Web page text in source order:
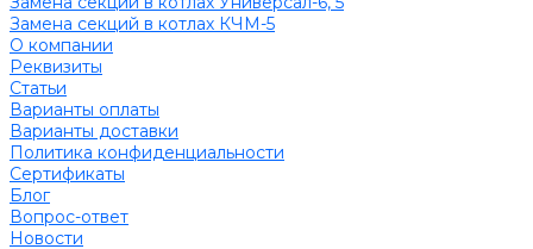
Замена секций в котлах КЧМ-5
О компании
Реквизиты
Статьи
Варианты оплаты
Варианты доставки
Политика конфиденциальности
Сертификаты
Блог
Вопрос-ответ
Новости